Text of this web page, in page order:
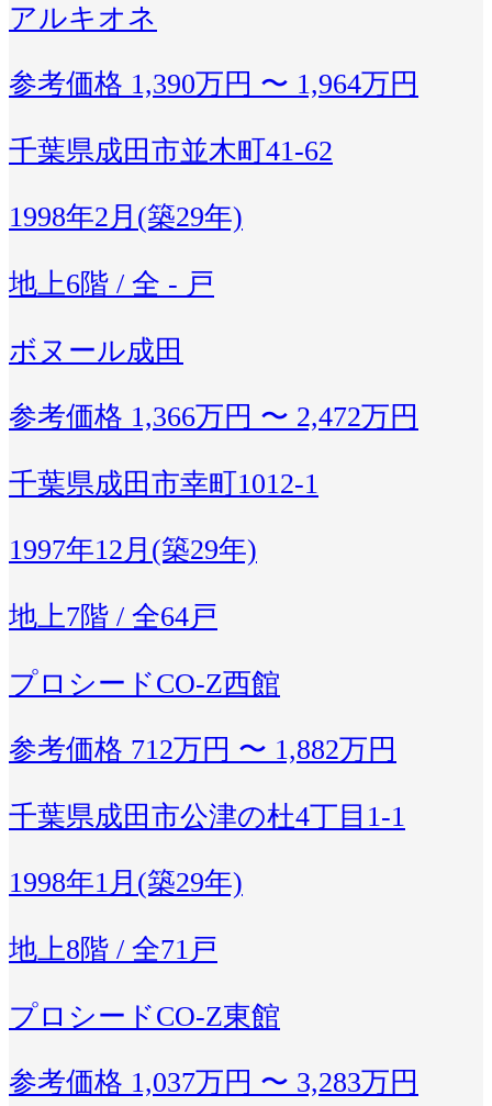
アルキオネ
参考価格 1,390万円 〜 1,964万円
千葉県成田市並木町41-62
1998年2月(築29年)
地上6階 / 全 - 戸
ボヌール成田
参考価格 1,366万円 〜 2,472万円
千葉県成田市幸町1012-1
1997年12月(築29年)
地上7階 / 全64戸
プロシードCO-Z西館
参考価格 712万円 〜 1,882万円
千葉県成田市公津の杜4丁目1-1
1998年1月(築29年)
地上8階 / 全71戸
プロシードCO-Z東館
参考価格 1,037万円 〜 3,283万円